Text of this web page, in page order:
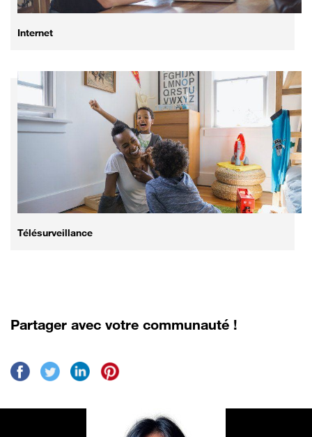
Internet
Télésurveillance
Partager avec votre communauté !